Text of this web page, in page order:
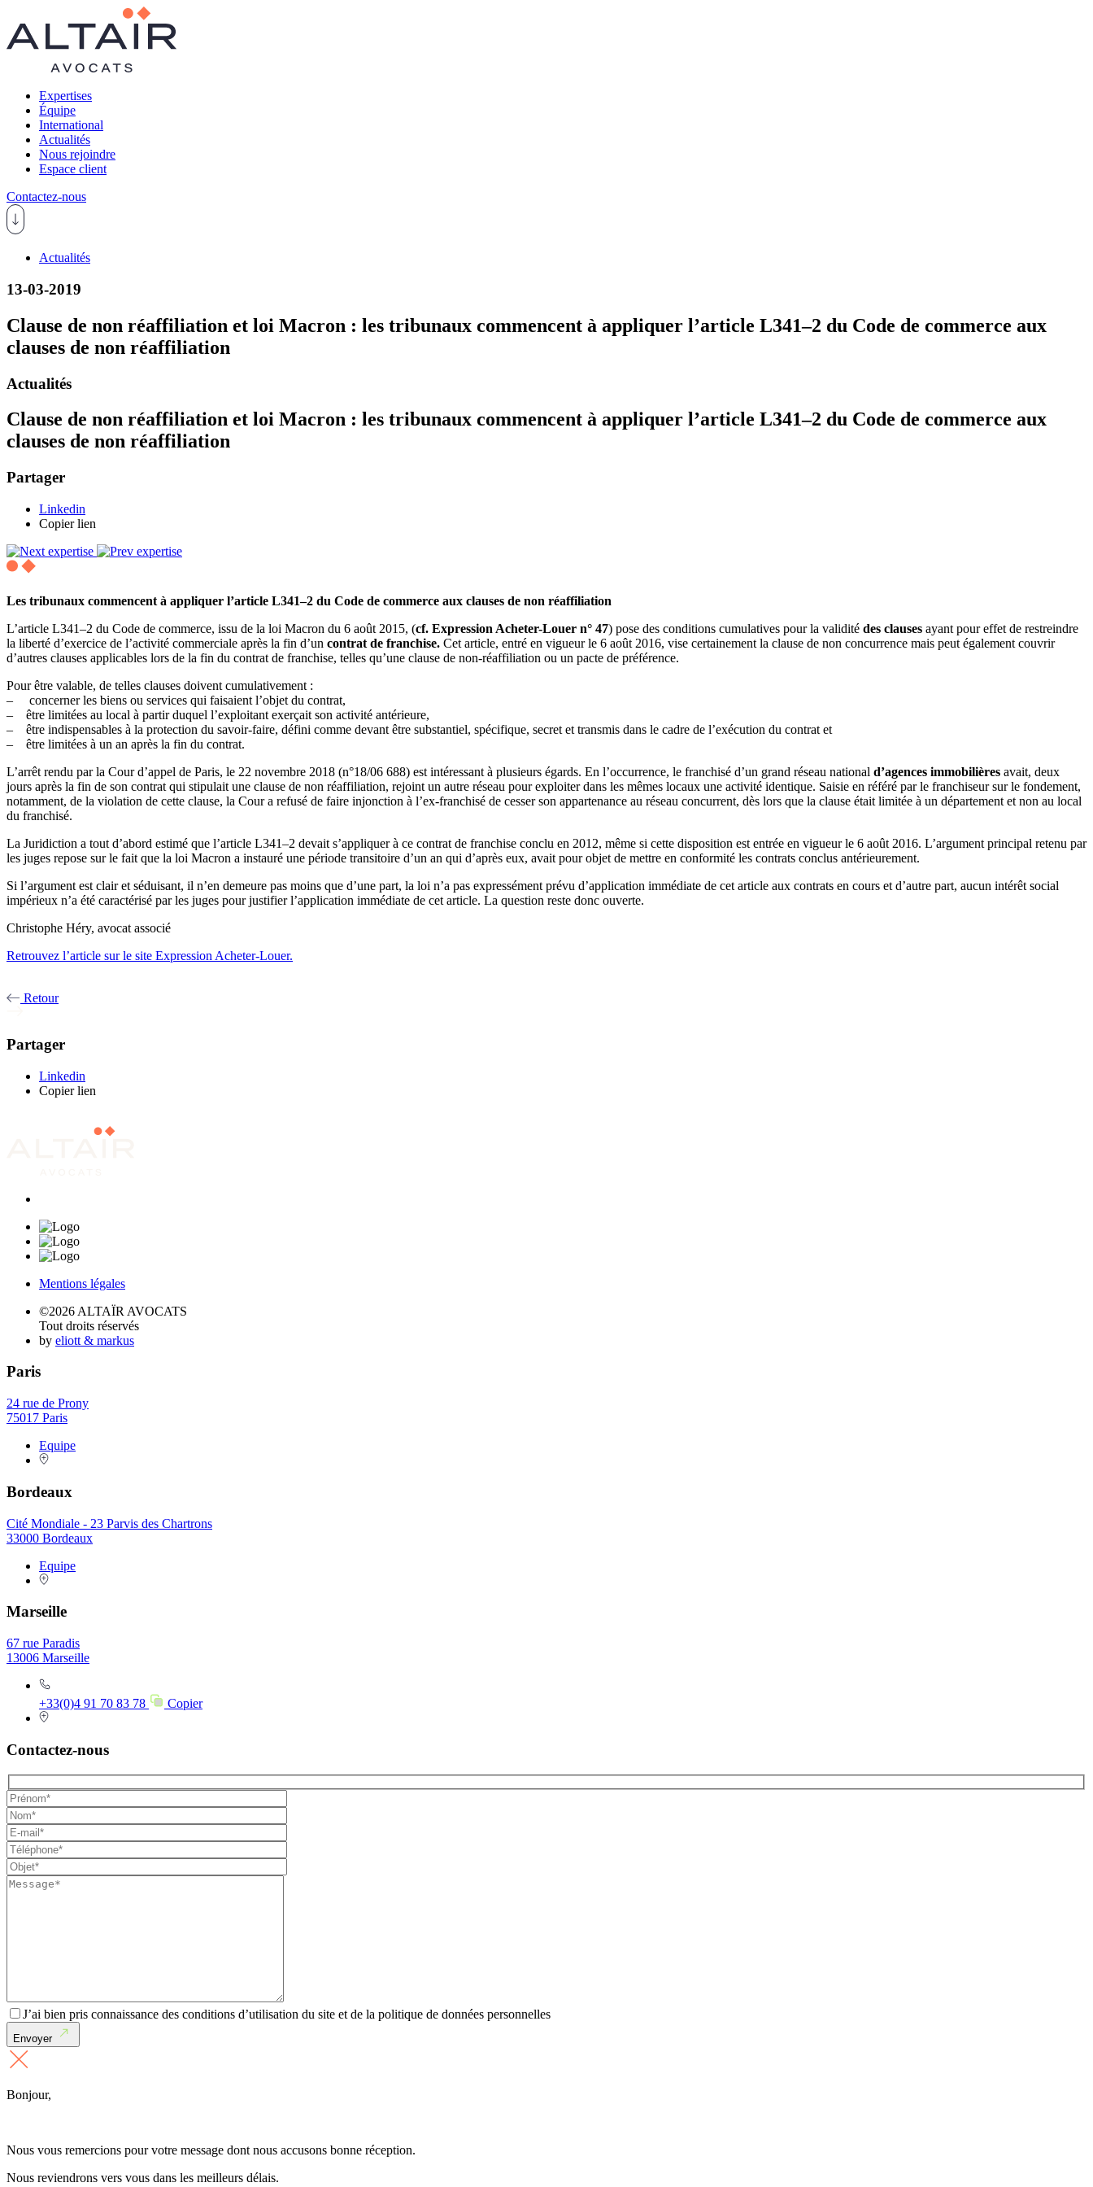
Expertises
Équipe
International
Actualités
Nous rejoindre
Espace client
Contactez-nous
Actualités
13-03-2019
Clause de non réaffiliation et loi Macron : les tribunaux commencent à appliquer l’article L341–2 du Code de commerce aux
clauses de non réaffiliation
Actualités
Clause de non réaffiliation et loi Macron : les tribunaux commencent à appliquer l’article L341–2 du Code de commerce aux
clauses de non réaffiliation
Partager
Linkedin
Copier lien
Les tribunaux commencent à appliquer l’article L341–2 du Code de commerce aux clauses de non réaffiliation
L’article L341–2 du Code de commerce, issu de la loi Macron du 6 août 2015, (cf. Expression Acheter-Louer n° 47) pose des conditions cumulatives pour la validité des clauses ayant pour effet de restreindre
la liberté d’exercice de l’activité commerciale après la fin d’un contrat de franchise. Cet article, entré en vigueur le 6 août 2016, vise certainement la clause de non concurrence mais peut également couvrir
d’autres clauses applicables lors de la fin du contrat de franchise, telles qu’une clause de non-réaffiliation ou un pacte de préférence.
Pour être valable, de telles clauses doivent cumulativement :
– concerner les biens ou services qui faisaient l’objet du contrat,
– être limitées au local à partir duquel l’exploitant exerçait son activité antérieure,
– être indispensables à la protection du savoir-faire, défini comme devant être substantiel, spécifique, secret et transmis dans le cadre de l’exécution du contrat et
– être limitées à un an après la fin du contrat.
L’arrêt rendu par la Cour d’appel de Paris, le 22 novembre 2018 (n°18/06 688) est intéressant à plusieurs égards. En l’occurrence, le franchisé d’un grand réseau national d’agences immobilières avait, deux
jours après la fin de son contrat qui stipulait une clause de non réaffiliation, rejoint un autre réseau pour exploiter dans les mêmes locaux une activité identique. Saisie en référé par le franchiseur sur le fondement,
notamment, de la violation de cette clause, la Cour a refusé de faire injonction à l’ex-franchisé de cesser son appartenance au réseau concurrent, dès lors que la clause était limitée à un département et non au local
du franchisé.
La Juridiction a tout d’abord estimé que l’article L341–2 devait s’appliquer à ce contrat de franchise conclu en 2012, même si cette disposition est entrée en vigueur le 6 août 2016. L’argument principal retenu par
les juges repose sur le fait que la loi Macron a instauré une période transitoire d’un an qui d’après eux, avait pour objet de mettre en conformité les contrats conclus antérieurement.
Si l’argument est clair et séduisant, il n’en demeure pas moins que d’une part, la loi n’a pas expressément prévu d’application immédiate de cet article aux contrats en cours et d’autre part, aucun intérêt social
impérieux n’a été caractérisé par les juges pour justifier l’application immédiate de cet article. La question reste donc ouverte.
Christophe Héry, avocat associé
Retrouvez l’article sur le site Expression Acheter-Louer.
Retour
Partager
Linkedin
Copier lien
Mentions légales
©2026 ALTAÏR AVOCATS
Tout droits réservés
by eliott & markus
Paris
24 rue de Prony
75017 Paris
Equipe
Bordeaux
Cité Mondiale - 23 Parvis des Chartrons
33000 Bordeaux
Equipe
Marseille
67 rue Paradis
13006 Marseille
+33(0)4 91 70 83 78 Copier
Contactez-nous
J’ai bien pris connaissance des conditions d’utilisation du site et de la politique de données personnelles
Envoyer
Bonjour,
Nous vous remercions pour votre message dont nous accusons bonne réception.
Nous reviendrons vers vous dans les meilleurs délais.